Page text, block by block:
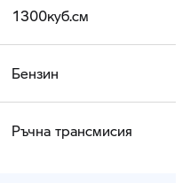
1300куб.cм
Бензин
Ръчна трансмисия